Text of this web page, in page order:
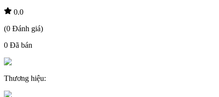
0.0
(0 Đánh giá)
0 Đã bán
Thương hiệu: